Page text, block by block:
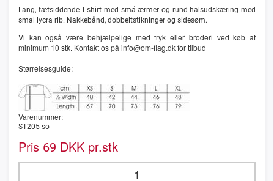
Lang, tætsiddende T-shirt med små ærmer og rund halsudskæring med
smal lycra rib. Nakkebånd, dobbeltstikninger og sidesøm.
Vi kan også være behjælpelige med tryk eller broderi ved køb af
minimum 10 stk. Kontakt os på info@om-flag.dk for tilbud
Størrelsesguide:
Varenummer:
ST205-so
Pris 69 DKK pr.stk